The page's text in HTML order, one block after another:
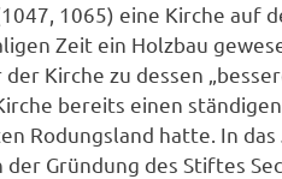
1065) eine Kirche auf
Zeit ein Holzbau
Kirche zu dessen
bereits einen
Rodungsland hatte. In das
Gründung des Stiftes